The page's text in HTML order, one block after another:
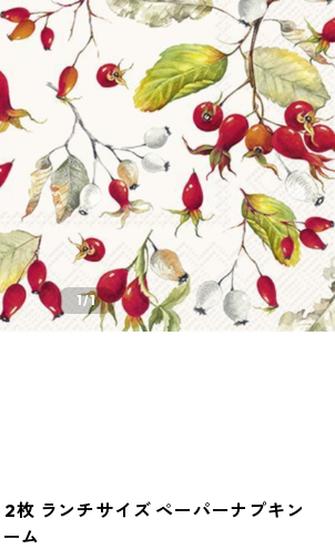
1/1
2枚 ランチサイズ ペーパーナプキン
ム